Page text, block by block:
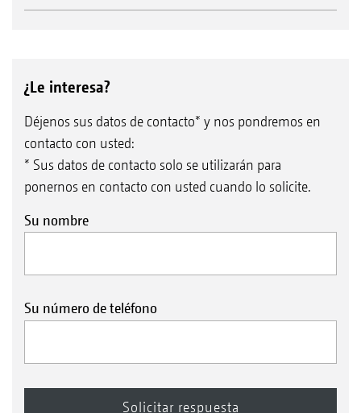
¿Le interesa?
Déjenos sus datos de contacto* y nos pondremos en
contacto con usted:
* Sus datos de contacto solo se utilizarán para
ponernos en contacto con usted cuando lo solicite.
Su nombre
Su número de teléfono